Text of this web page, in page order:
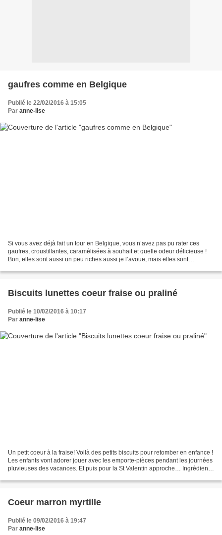
gaufres comme en Belgique
Publié le 22/02/2016 à 15:05
Par anne-lise
Si vous avez déjà fait un tour en Belgique, vous n’avez pas pu rater ces
gaufres, croustillantes, caramélisées à souhait et quelle odeur délicieuse !
Bon, elles sont aussi un peu riches aussi je l’avoue, mais elles sont
Biscuits lunettes coeur fraise ou praliné
Publié le 10/02/2016 à 10:17
Par anne-lise
Un petit coeur à la fraise! Voilà des petits biscuits pour retomber en enfance !
Les enfants vont adorer jouer avec les emporte-pièces pendant les journées
pluvieuses des vacances. Et puis pour la St Valentin approche… Ingrédients
Coeur marron myrtille
Publié le 09/02/2016 à 19:47
Par anne-lise